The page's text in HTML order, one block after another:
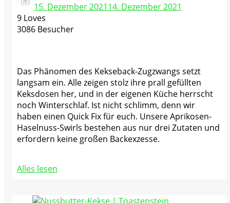
15. Dezember 202114. Dezember 2021
9 Loves
3086 Besucher
Das Phänomen des Kekseback-Zugzwangs setzt
langsam ein. Alle zeigen stolz ihre prall gefüllten
Keksdosen her, und in der eigenen Küche herrscht
noch Winterschlaf. Ist nicht schlimm, denn wir
haben einen Quick Fix für euch. Unsere Aprikosen-
Haselnuss-Swirls bestehen aus nur drei Zutaten und
erfordern keine großen Backexzesse.
Alles lesen